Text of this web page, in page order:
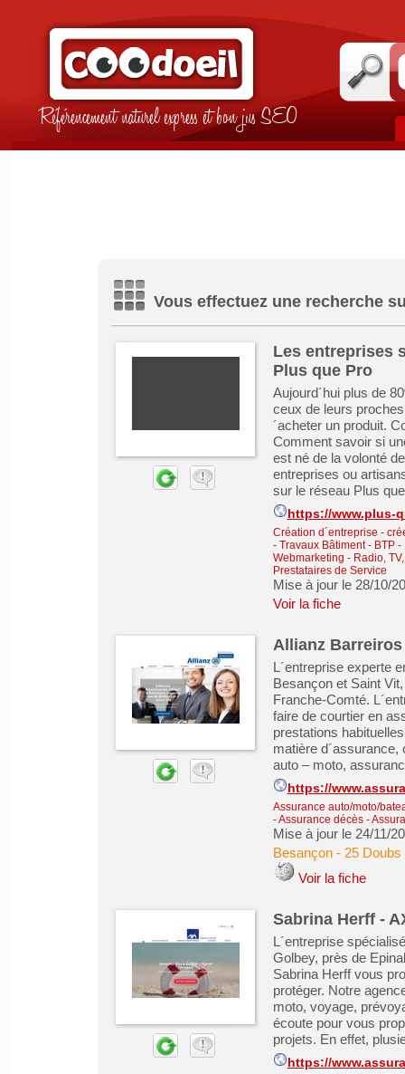
Référencement naturel express et bon jus SEO
Vous effectuez une recherche
Les entreprises
Plus que Pro
Aujourd´hui plus de
ceux de leurs
´acheter un produit.
Comment savoir si
est né de la volonté
entreprises ou
sur le réseau Plus
https://www.plus-
Création d´entreprise -
- Travaux Bâtiment - BTP
Webmarketing - Radio,
Prestataires de Service
Mise à jour le 28/10/
Voir la fiche
Allianz
L´entreprise experte
Besançon et Saint
Franche-Comté.
faire de courtier en
prestations
matière
auto – moto,
https://
Assurance auto/moto/
- Assurance décès-
Mise à jour le 24/11/
Besançon- 25 Doubs
Voir la fiche
Sabrina Herff -
L´entreprise
Golbey, près de
Sabrina Herff vous
protéger. Notre
moto, voyage,
écoute pour vous
projets. En effet,
https://